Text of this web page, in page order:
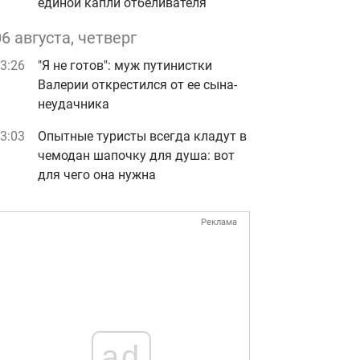
августа, четверг
"Я не готов": муж путинистки
Валерии открестился от ее сына-
неудачника
Опытные туристы всегда кладут в
чемодан шапочку для душа: вот
для чего она нужна
Реклама